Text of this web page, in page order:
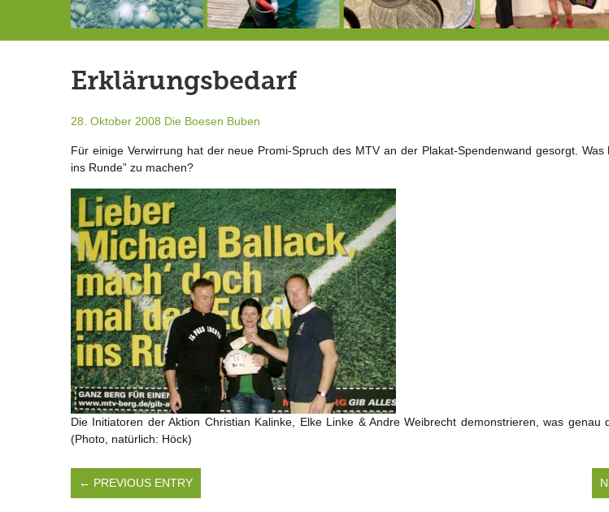
Erklärungsbedarf
28. Oktober 2008 Die Boesen Buben
Für einige Verwirrung hat der neue Promi-Spruch des MTV an der Plakat-Spendenwand gesorgt. Was
ins Runde” zu machen?
Die Initiatoren der Aktion Christian Kalinke, Elke Linke & Andre Weibrecht demonstrieren, was genau
(Photo, natürlich: Höck)
← PREVIOUS ENTRY